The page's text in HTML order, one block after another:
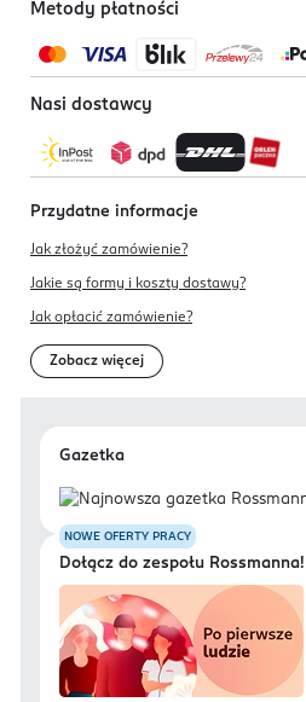
Metody płatności
Nasi dostawcy
Przydatne informacje
Jak złożyć zamówienie?
Jakie są formy i koszty dostawy?
Jak opłacić zamówienie?
Zobacz więcej
Gazetka
NOWE OFERTY PRACY
Dołącz do zespołu Rossmanna!